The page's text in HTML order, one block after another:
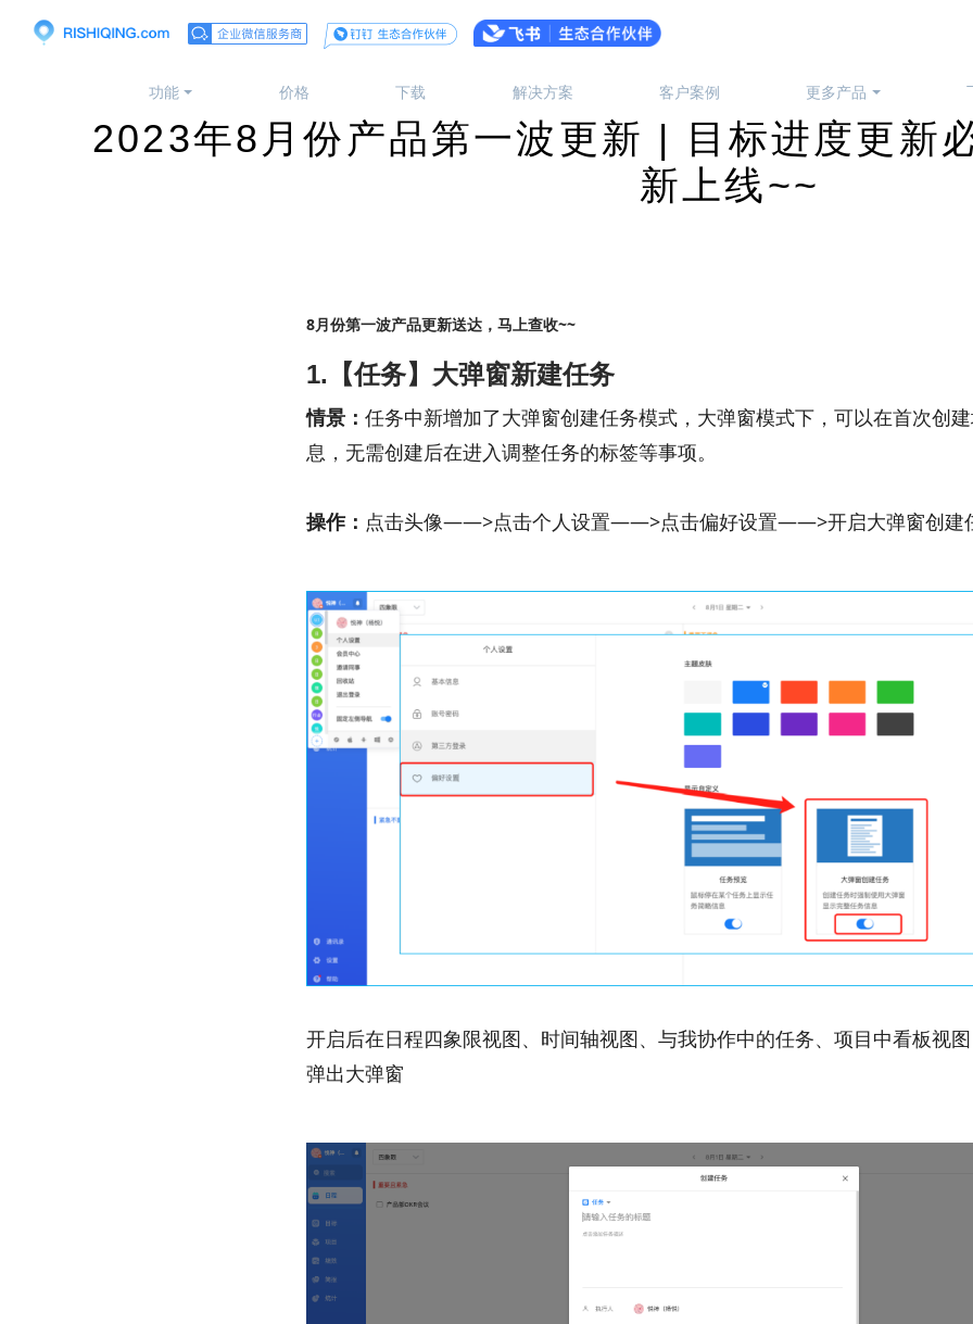
功能 价格 下载 解决方案 客户案例 更多产品
2023年8月份产品第一波更新 | 目标进度更新
新上线~~
8月份第一波产品更新送达，马上查收~~
1.【任务】大弹窗新建任务
情景： 任务中新增加了大弹窗创建任务模式，大弹窗模式下，可以在首次创
息，无需创建后在进入调整任务的标签等事项。
操作： 点击头像——>点击个人设置——>点击偏好设置——>开启大弹窗创建
开启后在日程四象限视图、时间轴视图、与我协作中的任务、项目中看板视
弹出大弹窗